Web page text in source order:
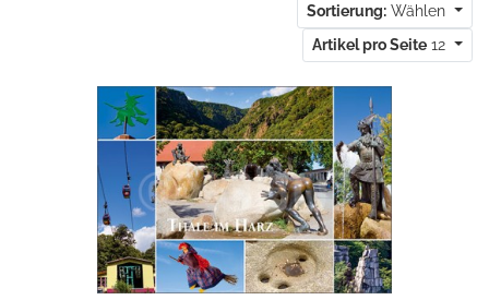
Sortierung: Wählen
Artikel pro Seite 12